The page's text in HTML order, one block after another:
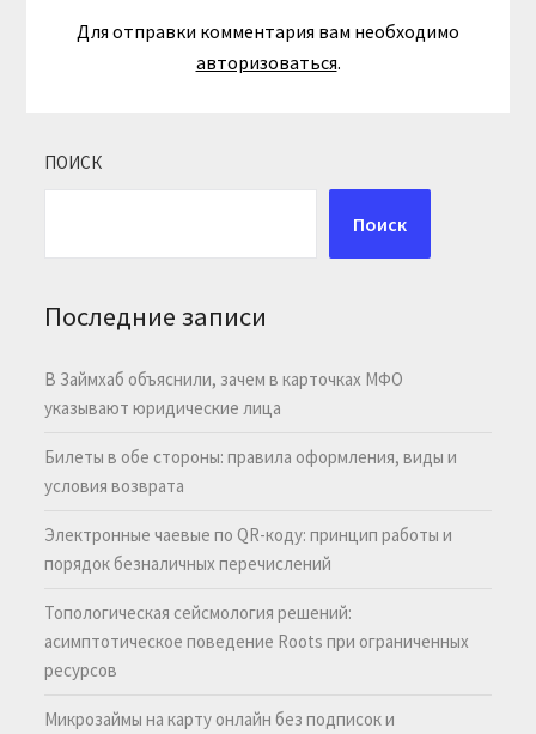
Для отправки комментария вам необходимо
авторизоваться.
ПОИСК
Поиск
Последние записи
В Займхаб объяснили, зачем в карточках МФО
указывают юридические лица
Билеты в обе стороны: правила оформления, виды и
условия возврата
Электронные чаевые по QR-коду: принцип работы и
порядок безналичных перечислений
Топологическая сейсмология решений:
асимптотическое поведение Roots при ограниченных
ресурсов
Микрозаймы на карту онлайн без подписок и